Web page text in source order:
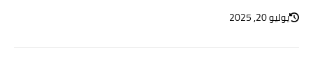
يوليو 20, 2025